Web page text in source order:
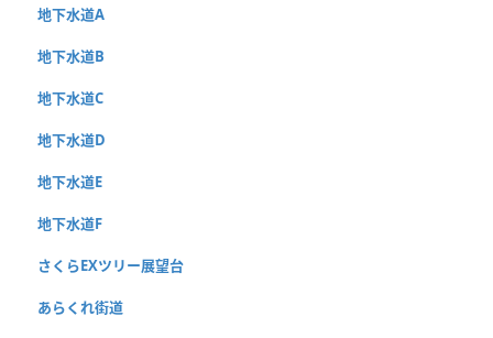
地下水道A
地下水道B
地下水道C
地下水道D
地下水道E
地下水道F
さくらEXツリー展望台
あらくれ街道